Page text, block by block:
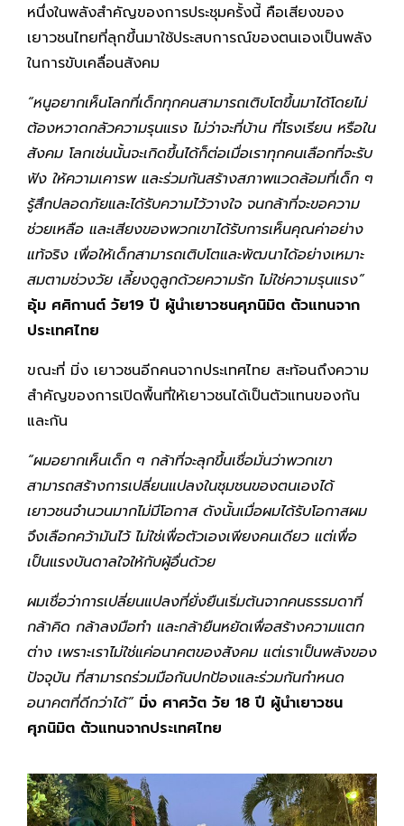
หนึ่งในพลังสำคัญของการประชุมครั้งนี้ คือเสียงของ
เยาวชนไทยที่ลุกขึ้นมาใช้ประสบการณ์ของตนเองเป็นพลัง
ในการขับเคลื่อนสังคม
“หนูอยากเห็นโลกที่เด็กทุกคนสามารถเติบโตขึ้นมาได้โดยไม่
ต้องหวาดกลัวความรุนแรง ไม่ว่าจะที่บ้าน ที่โรงเรียน หรือใน
สังคม โลกเช่นนั้นจะเกิดขึ้นได้ก็ต่อเมื่อเราทุกคนเลือกที่จะรับ
ฟัง ให้ความเคารพ และร่วมกันสร้างสภาพแวดล้อมที่เด็ก ๆ
รู้สึกปลอดภัยและได้รับความไว้วางใจ จนกล้าที่จะขอความ
ช่วยเหลือ และเสียงของพวกเขาได้รับการเห็นคุณค่าอย่าง
แท้จริง เพื่อให้เด็กสามารถเติบโตและพัฒนาได้อย่างเหมาะ
สมตามช่วงวัย เลี้ยงดูลูกด้วยความรัก ไม่ใช่ความรุนแรง”
อุ้ม ศศิกานต์ วัย19 ปี ผู้นำเยาวชนศุภนิมิต ตัวแทนจาก
ประเทศไทย
ขณะที่ มิ่ง เยาวชนอีกคนจากประเทศไทย สะท้อนถึงความ
สำคัญของการเปิดพื้นที่ให้เยาวชนได้เป็นตัวแทนของกัน
และกัน
“ผมอยากเห็นเด็ก ๆ กล้าที่จะลุกขึ้นเชื่อมั่นว่าพวกเขา
สามารถสร้างการเปลี่ยนแปลงในชุมชนของตนเองได้
เยาวชนจำนวนมากไม่มีโอกาส ดังนั้นเมื่อผมได้รับโอกาสผม
จึงเลือกคว้ามันไว้ ไม่ใช่เพื่อตัวเองเพียงคนเดียว แต่เพื่อ
เป็นแรงบันดาลใจให้กับผู้อื่นด้วย
ผมเชื่อว่าการเปลี่ยนแปลงที่ยั่งยืนเริ่มต้นจากคนธรรมดาที่
กล้าคิด กล้าลงมือทำ และกล้ายืนหยัดเพื่อสร้างความแตก
ต่าง เพราะเราไม่ใช่แค่อนาคตของสังคม แต่เราเป็นพลังของ
ปัจจุบัน ที่สามารถร่วมมือกันปกป้องและร่วมกันกำหนด
อนาคตที่ดีกว่าได้” มิ่ง ศาศวัต วัย 18 ปี ผู้นำเยาวชน
ศุภนิมิต ตัวแทนจากประเทศไทย